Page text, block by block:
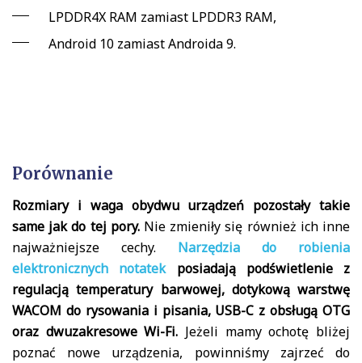
LPDDR4X RAM zamiast LPDDR3 RAM,
Android 10 zamiast Androida 9.
Porównanie
Rozmiary i waga obydwu urządzeń pozostały takie
same jak do tej pory. Nie zmieniły się również ich inne
najważniejsze cechy. Narzędzia do robienia
elektronicznych notatekposiadają podświetlenie z
regulacją temperatury barwowej, dotykową warstwę
WACOM do rysowania i pisania, USB-C z obsługą OTG
oraz dwuzakresowe Wi-Fi. Jeżeli mamy ochotę bliżej
poznać nowe urządzenia, powinniśmy zajrzeć do